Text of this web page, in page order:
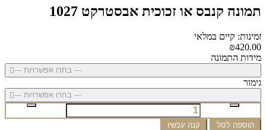
תמונה קנבס או זכוכית אבסטרקט 1027
זמינות: קיים במלאי
₪420.00
מידות התמונה
--- בחרו אפשרויות ---
גימור
--- בחרו אפשרויות ---
הוספה לסל קנה עכשיו